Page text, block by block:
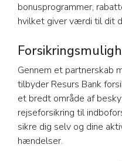
bonusprogrammer,
hvilket giver værdi til dit
Gennem et partnerskab
tilbyder Resurs Bank
et bredt område af
rejseforsikring til
sikre dig selv og dine
hændelser.